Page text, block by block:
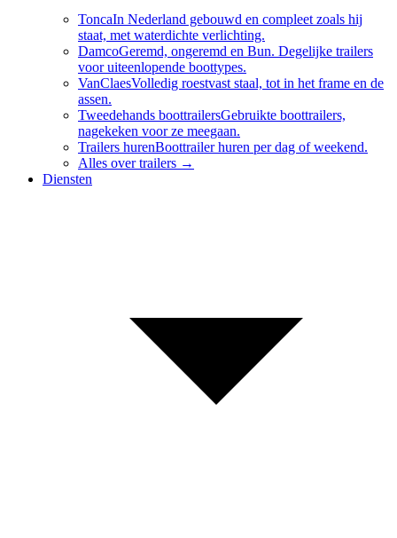
ToncaIn Nederland gebouwd en compleet zoals hij
staat, met waterdichte verlichting.
DamcoGeremd, ongeremd en Bun. Degelijke trailers
voor uiteenlopende boottypes.
VanClaesVolledig roestvast staal, tot in het frame en de
assen.
Tweedehands boottrailersGebruikte boottrailers,
nagekeken voor ze meegaan.
Trailers hurenBoottrailer huren per dag of weekend.
Alles overtrailers →
Diensten